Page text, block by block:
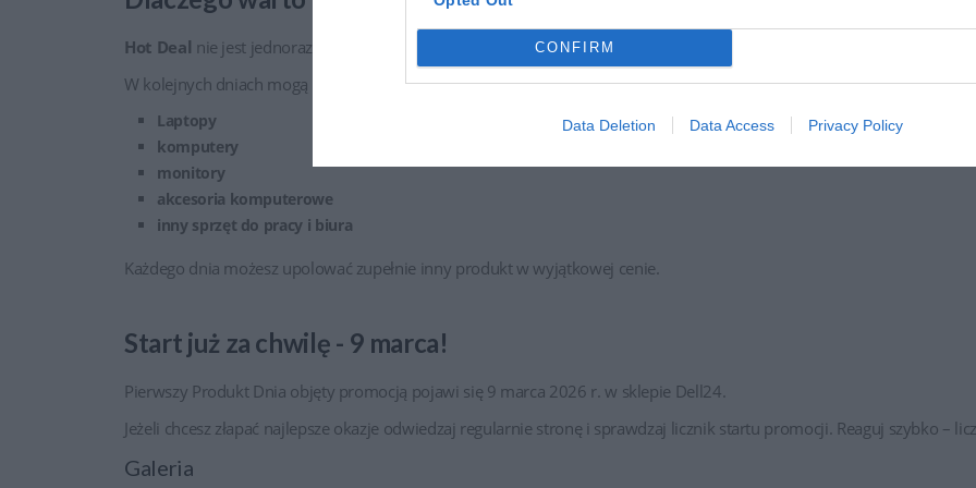
CONFIRM
Data Deletion Data Access Privacy Policy
Hot Deal nie jest jednorazową akcją, wprowadzamy promocję do cyklicznej oferty, która będzie pojawiać się
W kolejnych dniach mogą pojawiać się różne produkty, z różnych kategorii, między innymi:
Laptopy
komputery
monitory
akcesoria komputerowe
inny sprzęt do pracy i biura
Każdego dnia możesz upolować zupełnie inny produkt w wyjątkowej cenie.
Start już za chwilę - 9 marca!
Pierwszy Produkt Dnia objęty promocją pojawi się 9 marca 2026 r. w sklepie Dell24.
Jeżeli chcesz złapać najlepsze okazje odwiedzaj regularnie stronę i sprawdzaj licznik startu promocji. Reaguj szybko –
Galeria